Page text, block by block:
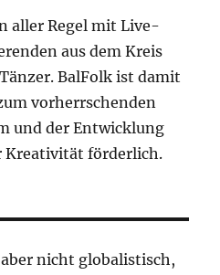
aller Regel mit Live-
aus dem Kreis
BalFolk ist damit
vorherrschenden
und der Entwicklung
Kreativität förderlich.
nicht globalistisch,